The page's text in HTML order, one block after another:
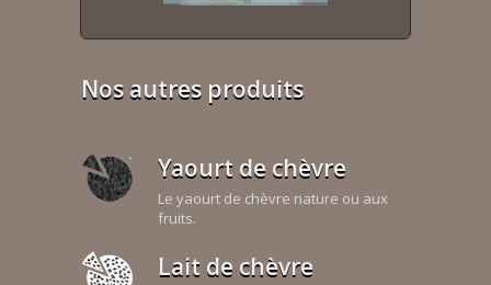
Nos autres produits
Yaourt de chèvre
Le yaourt de chèvre nature ou aux
fruits.
Lait de chèvre